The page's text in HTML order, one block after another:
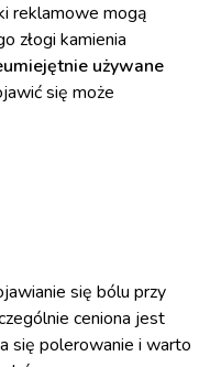
reklamowe mogą
złogi kamienia
używane
się może
się bólu przy
ceniona jest
się polerowanie i warto